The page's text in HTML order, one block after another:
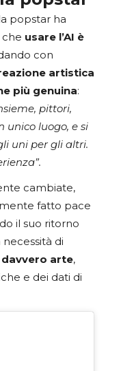
popstar ha
usare l’AI è
con
artistica
più genuina:
pittori,
unico luogo, e si
uni per gli altri.
cambiate,
fatto pace
il suo ritorno
necessità di
arte,
e dei dati di